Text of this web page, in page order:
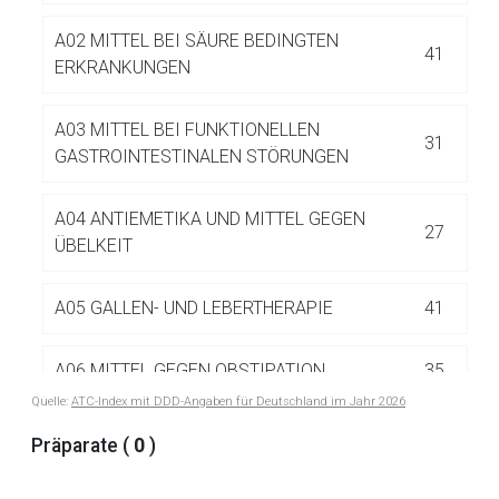
A02 MITTEL BEI SÄURE BEDINGTEN
ERKRANKUNGEN
41
A03 MITTEL BEI FUNKTIONELLEN
GASTROINTESTINALEN STÖRUNGEN
31
A04 ANTIEMETIKA UND MITTEL GEGEN
ÜBELKEIT
27
A05 GALLEN- UND LEBERTHERAPIE 41
A06 MITTEL GEGEN OBSTIPATION 35
A07 ANTIDIARRHOIKA UND INTESTINALE
ANTIPHLOGISTIKA/ANTIINFEKTIVA
Quelle: ATC-Index mit DDD-Angaben für Deutschland im Jahr 2026
Präparate ( 0 )
Datenschutzbestimmungen.